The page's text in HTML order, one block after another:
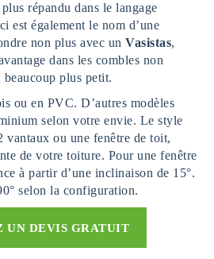
répandu dans le langage
est également le nom d’une
non plus avec un Vasistas,
dans les combles non
beaucoup plus petit.
ou en PVC. D’autres modèles
selon votre envie. Le style
vantaux ou une fenêtre de toit,
de votre toiture. Pour une fenêtre
à partir d’une inclinaison de 15°.
selon la configuration.
UN DEVIS GRATUIT